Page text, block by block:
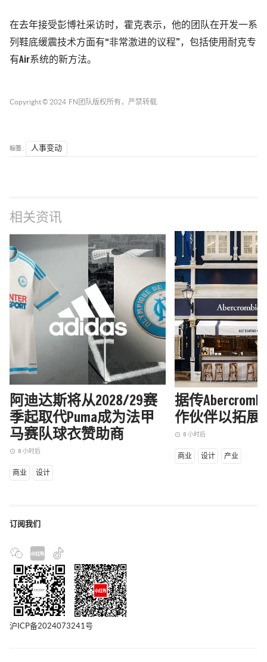
在去年接受彭博社采访时，霍克表示，他的团队在开发一系
列鞋底缓震技术方面有“非常激进的议程”，包括使用耐克专
有Air系统的新方法。
Copyright © 2024 FN团队 版权所有，严禁转载.
标签 : 人事变动
相关资讯
阿迪达斯将从2028/29赛
季起取代Puma成为法甲
马赛队球衣赞助商
access_time 8 小时后
商业 设计
据传
作伙伴以拓展
access_time 8 小时后
商业 设计 产业
订阅我们
沪ICP备2024073241号